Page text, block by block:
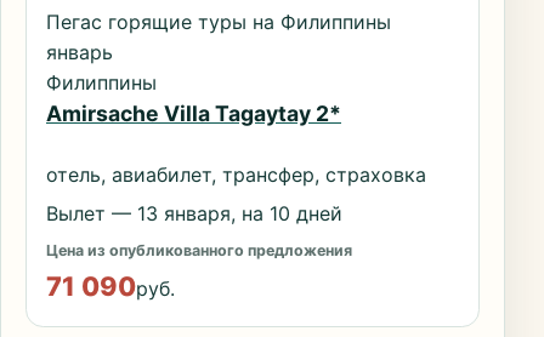
Пегас горящие туры на Филиппины
январь
Филиппины
Amirsache Villa Tagaytay 2*
отель, авиабилет, трансфер, страховка
Вылет — 13 января, на 10 дней
Цена из опубликованного предложения
71 090руб.